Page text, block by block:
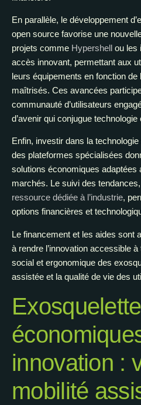
En parallèle, le développement
open source favorise une
projets comme Hypershell ou les
accès innovant, permettant aux
leurs équipements en fonction
maîtrisés. Ces avancées
communauté d’utilisateurs
d’avenir qui conjugue technologie
Enfin, investir dans la
des plateformes spécialisées
solutions économiques adaptées
marchés. Le suivi des
ressource dédiée à l’industrie,
options financières et
Le financement et les aides sont
à rendre l’innovation accessible
social et ergonomique des
assistée et la qualité de vie des
innovation :
mobilité